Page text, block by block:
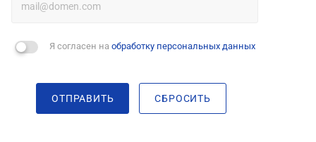
Я согласен на обработку персональных данных
ОТПРАВИТЬ СБРОСИТЬ